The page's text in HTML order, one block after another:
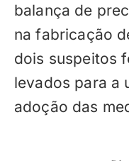
balança de
na fabricação
dois suspeitos
levados para a
adoção das